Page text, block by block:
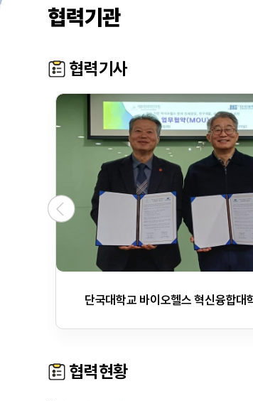
협력기관
협력기사
협력현황